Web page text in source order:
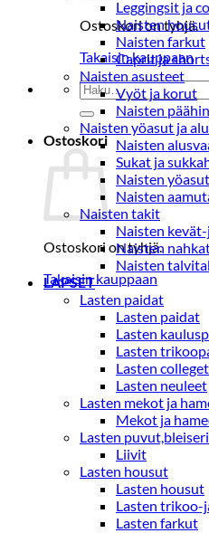
Ostoskori on tyhjä.
Takaisin kauppaan
Etsi:
Ostoskori
Ostoskori on tyhjä.
Takaisin kauppaan
Leggingsit ja
Naisten
Naisten farkut
Caprit ja
Naisten asusteet
Vyöt ja korut
Naisten
Naisten yöasut ja
Naisten
Sukat ja
Naisten yöasut
Naisten
Naisten takit
Naisten
Naisten
Naisten
LAPSET
Lasten paidat
Lasten paidat
Lasten
Lasten
Lasten
Lasten neuleet
Lasten mekot ja
Mekot ja
Lasten
Liivit
Lasten housut
Lasten housut
Lasten trikoo-
Lasten farkut